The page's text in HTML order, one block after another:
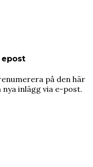
epost
på den här
inlägg via e-post.